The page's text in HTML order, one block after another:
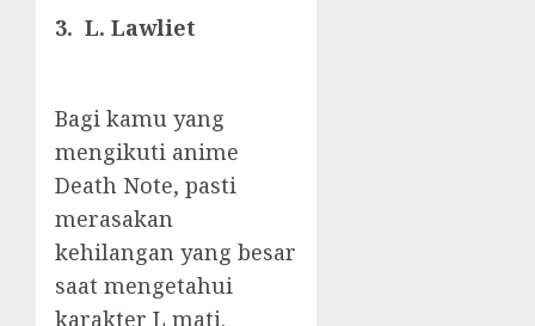
3. L. Lawliet
Bagi kamu yang
mengikuti anime
Death Note, pasti
merasakan
kehilangan yang besar
saat mengetahui
karakter L mati.